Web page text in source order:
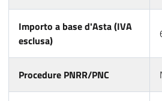
Importo a base d'Asta (IVA
esclusa)
Procedure PNRR/PNC